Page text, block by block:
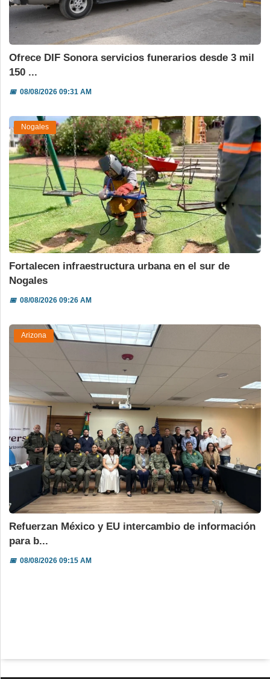
Ofrece DIF Sonora servicios funerarios desde 3 mil
150 ...
📅08/08/2026 09:31 AM
Nogales
Fortalecen infraestructura urbana en el sur de
Nogales
📅08/08/2026 09:26 AM
Arizona
Refuerzan México y EU intercambio de información
para b...
📅08/08/2026 09:15 AM